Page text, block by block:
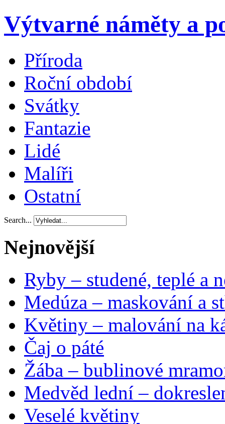
Výtvarné náměty a
Příroda
Roční období
Svátky
Fantazie
Lidé
Malíři
Ostatní
Search...
Nejnovější
Ryby – studené, teplé a
Medúza – maskování a
Květiny – malování na
Čaj o páté
Žába – bublinové
Medvěd lední –
Veselé květiny